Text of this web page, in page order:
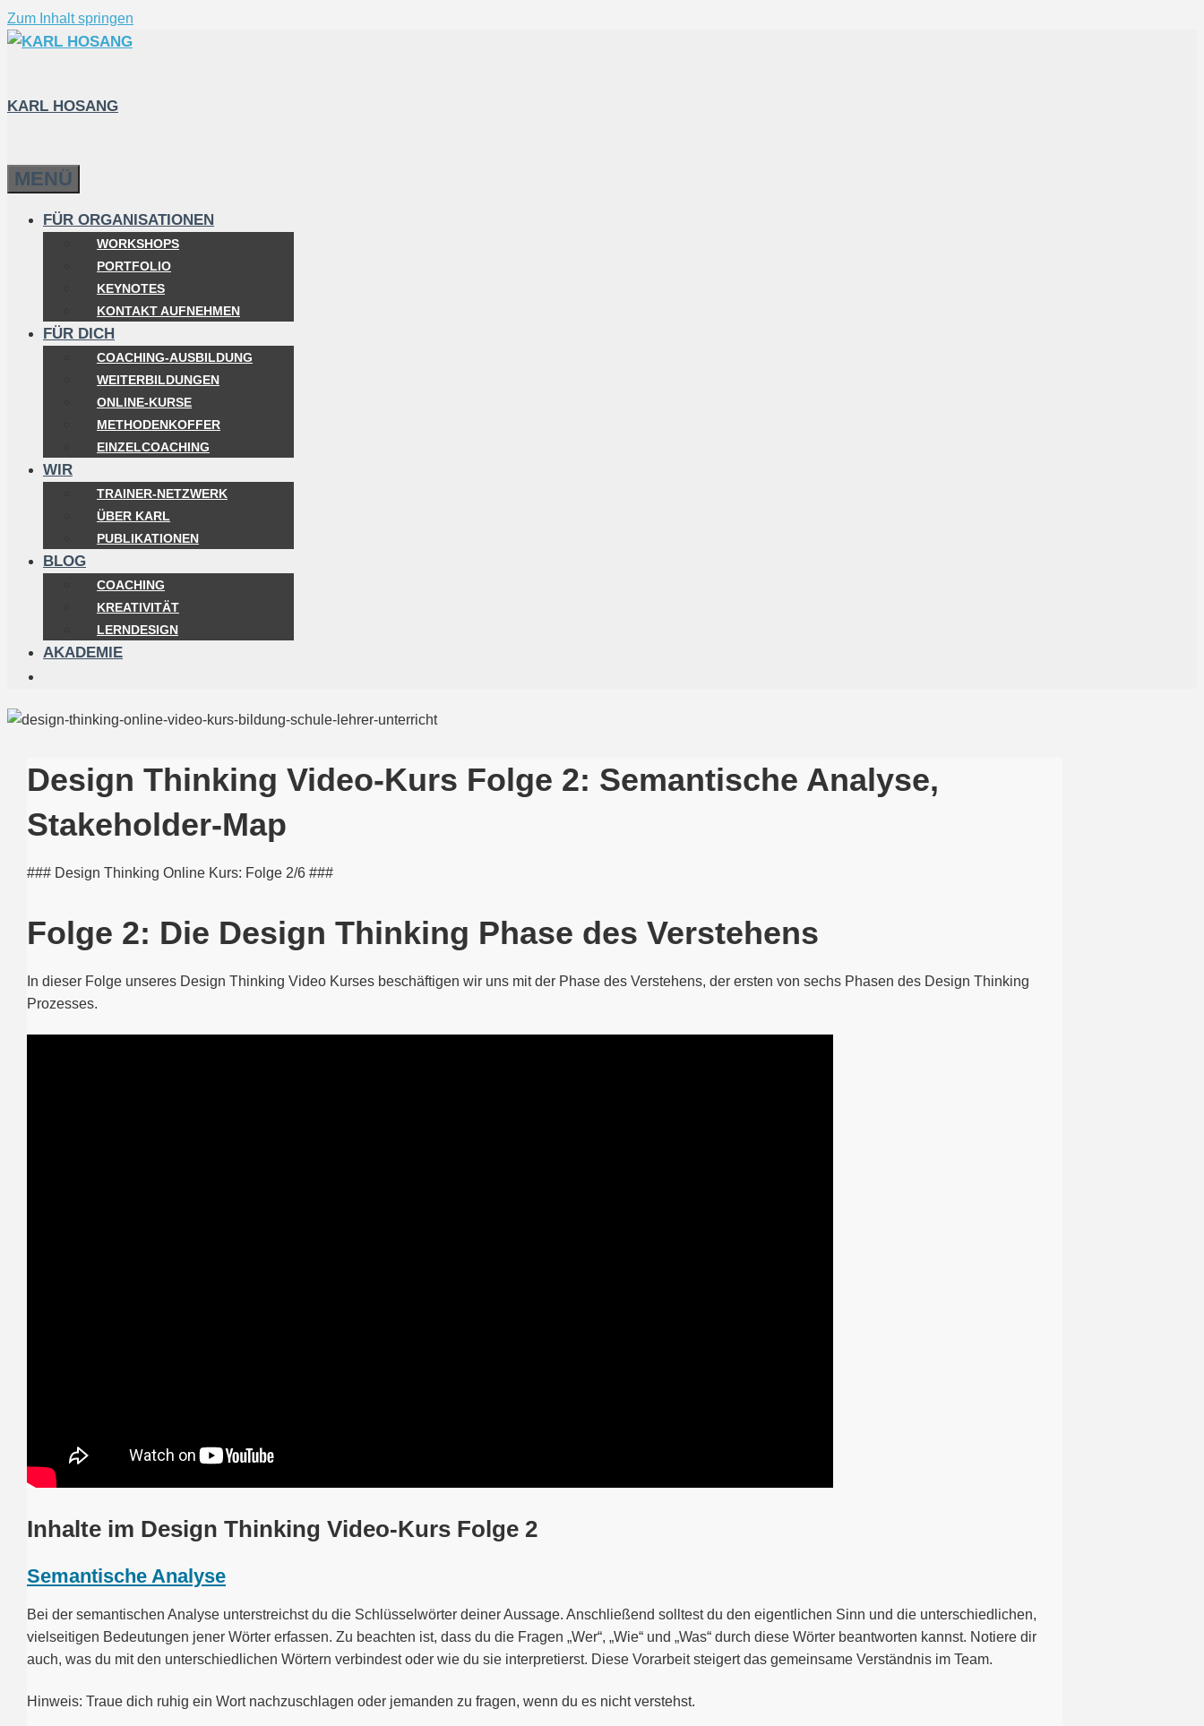
Zum Inhalt springen
KARL HOSANG
MENÜ
FÜR ORGANISATIONEN
WORKSHOPS
PORTFOLIO
KEYNOTES
KONTAKT AUFNEHMEN
FÜR DICH
COACHING-AUSBILDUNG
WEITERBILDUNGEN
ONLINE-KURSE
METHODENKOFFER
EINZELCOACHING
WIR
TRAINER-NETZWERK
ÜBER KARL
PUBLIKATIONEN
BLOG
COACHING
KREATIVITÄT
LERNDESIGN
AKADEMIE
Design Thinking Video-Kurs Folge 2: Semantische Analyse,
Stakeholder-Map
### Design Thinking Online Kurs: Folge 2/6 ###
Folge 2: Die Design Thinking Phase des Verstehens
In dieser Folge unseres Design Thinking Video Kurses beschäftigen wir uns mit der Phase des Verstehens, der ersten von sechs Phasen des Design Thinking
Prozesses.
Inhalte im Design Thinking Video-Kurs Folge 2
Semantische Analyse
Bei der semantischen Analyse unterstreichst du die Schlüsselwörter deiner Aussage. Anschließend solltest du den eigentlichen Sinn und die unterschiedlichen,
vielseitigen Bedeutungen jener Wörter erfassen. Zu beachten ist, dass du die Fragen „Wer“, „Wie“ und „Was“ durch diese Wörter beantworten kannst. Notiere dir
auch, was du mit den unterschiedlichen Wörtern verbindest oder wie du sie interpretierst. Diese Vorarbeit steigert das gemeinsame Verständnis im Team.
Hinweis: Traue dich ruhig ein Wort nachzuschlagen oder jemanden zu fragen, wenn du es nicht verstehst.